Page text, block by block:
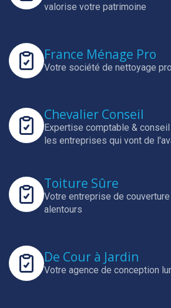
valorise votre patrimoine
France Ménage Pro
Votre société de nettoyage
Chevalier Conseil
Expertise comptable &
les entreprises qui vont de
Toiture Sûre
Votre entreprise de
alentours
De Cour à Jardin
Votre agence de conception